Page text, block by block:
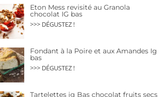
Eton Mess revisité au Granola
chocolat IG bas
>>> DÉGUSTEZ !
Fondant à la Poire et aux Amandes Ig
bas
>>> DÉGUSTEZ !
Tartelettes ig Bas chocolat fruits secs